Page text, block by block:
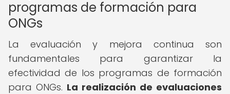
programas de formación para
ONGs
La evaluación y mejora continua son
fundamentales para garantizar la
efectividad de los programas de formación
para ONGs. La realización de evaluaciones